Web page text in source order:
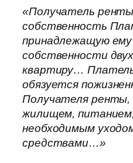
«Получатель
собственность
принадлежащую ему
собственности
квартиру…
обязуется
Получателя ренты,
жилищем,
необходимым
средствами…»